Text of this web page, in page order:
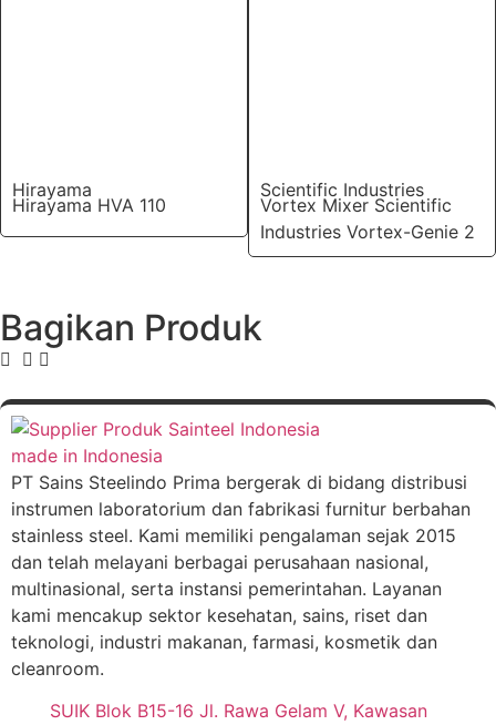
Hirayama
Hirayama HVA 110
Scientific Industries
Vortex Mixer Scientific
Industries Vortex-Genie 2
Bagikan Produk
PT Sains Steelindo Prima bergerak di bidang distribusi
instrumen laboratorium dan fabrikasi furnitur berbahan
stainless steel. Kami memiliki pengalaman sejak 2015
dan telah melayani berbagai perusahaan nasional,
multinasional, serta instansi pemerintahan. Layanan
kami mencakup sektor kesehatan, sains, riset dan
teknologi, industri makanan, farmasi, kosmetik dan
cleanroom.
SUIK Blok B15-16 Jl. Rawa Gelam V, Kawasan